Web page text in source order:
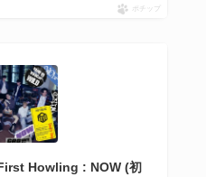
ポチップ
Howling : NOW (初